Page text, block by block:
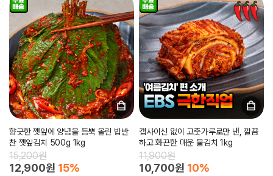
향긋한 깻잎에 양념을 듬뿍 올린 밥반
찬 깻잎김치 500g 1kg
15,200원
12,900원 15%
캡사이신 없이 고춧가루로만 낸, 깔끔
하고 화끈한 매운 불김치 1kg
11,900원
10,700원 10%